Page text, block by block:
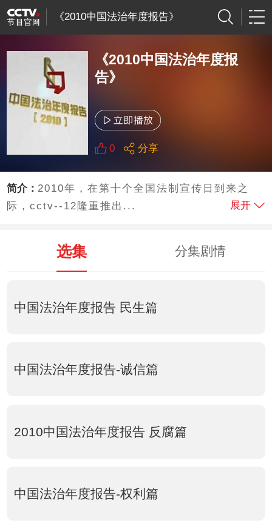
《2010中国法治年度报告》
《2010中国法治年度报
告》
0 分享
简介： 2010年，在第十个全国法制宣传日到来之
际，cctv--12隆重推出...
展开
选集 分集剧情
中国法治年度报告 民生篇
中国法治年度报告-诚信篇
2010中国法治年度报告 反腐篇
中国法治年度报告-权利篇